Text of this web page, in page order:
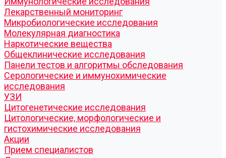
Лекарственный мониторинг
Микробиологические исследования
Молекулярная диагностика
Наркотические вещества
Общеклинические исследования
Панели тестов и алгоритмы обследования
Серологические и иммунохимические
исследования
УЗИ
Цитогенетические исследования
Цитологические, морфологические и
гистохимические исследования
Акции
Прием специалистов